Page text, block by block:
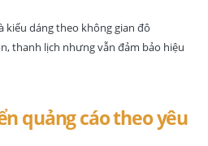
kiểu dáng theo không gian đô
thanh lịch nhưng vẫn đảm bảo hiệu